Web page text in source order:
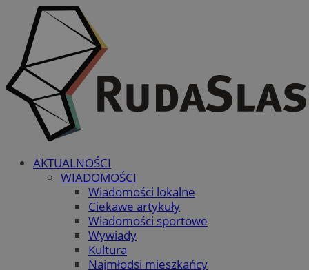
AKTUALNOŚCI
WIADOMOŚCI
Wiadomości lokalne
Ciekawe artykuły
Wiadomości sportowe
Wywiady
Kultura
Najmłodsi mieszkańcy